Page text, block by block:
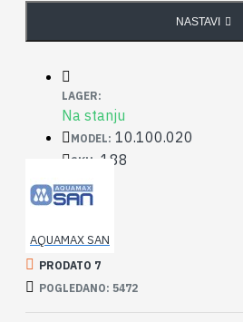
NASTAVI
LAGER:
Na stanju
MODEL: 10.100.020
SKU: 188
AQUAMAX SAN
PRODATO 7
POGLEDANO: 5472